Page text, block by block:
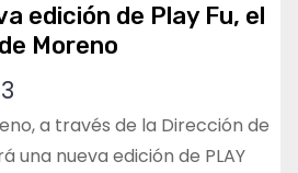
edición de Play Fu, el
Moreno
a través de la Dirección de
una nueva edición de PLAY